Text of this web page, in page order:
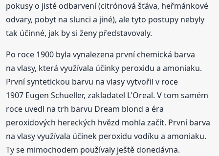
pokusy o jisté odbarvení (citrónová šťáva, heřmánkové
odvary, pobyt na slunci a jiné), ale tyto postupy nebyly
tak účinné, jak by si ženy představovaly.
Po roce 1900 byla vynalezena první chemická barva
na vlasy, která využívala účinky peroxidu a amoniaku.
První syntetickou barvu na vlasy vytvořil v roce
1907 Eugen Schueller, zakladatel L'Oreal. V tom samém
roce uvedl na trh barvu Dream blond a éra
peroxidových hereckých hvězd mohla začít. První barva
na vlasy využívala účinek peroxidu vodíku a amoniaku.
Ty se mimochodem používaly ještě donedávna.